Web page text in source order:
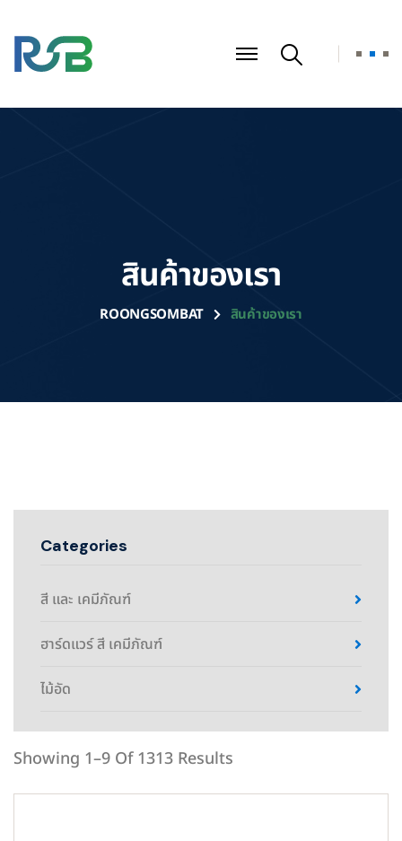
สินค้าของเรา
ROONGSOMBAT สินค้าของเรา
Categories
สี และ เคมีภัณฑ์
ฮาร์ดแวร์ สี เคมีภัณฑ์
ไม้อัด
Showing 1–9 Of 1313 Results